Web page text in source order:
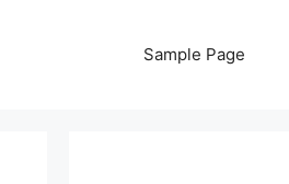
Sample Page